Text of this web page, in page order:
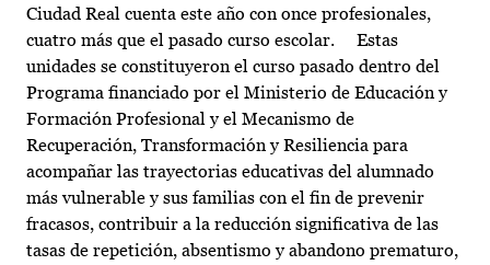
Ciudad Real cuenta este año con once profesionales,
cuatro más que el pasado curso escolar. Estas
unidades se constituyeron el curso pasado dentro del
Programa financiado por el Ministerio de Educación y
Formación Profesional y el Mecanismo de
Recuperación, Transformación y Resiliencia para
acompañar las trayectorias educativas del alumnado
más vulnerable y sus familias con el fin de prevenir
fracasos, contribuir a la reducción significativa de las
tasas de repetición, absentismo y abandono prematuro,